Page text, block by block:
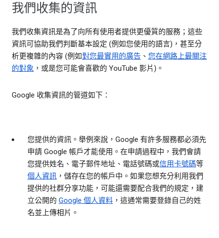
我們收集的資訊
我們收集資訊是為了向所有使用者提供更優質的服務；這些
資訊可協助我們判斷基本設定 (例如您使用的語言)，甚至分
析更複雜的內容 (例如對您最實用的廣告 、 您在網路上最關注
的對象 ，或是您可能會喜歡的 YouTube 影片)。
Google 收集資訊的管道如下：
您提供的資訊。 舉例來說，Google 有許多服務都必須先
申請 Google 帳戶才能使用。在申請過程中，我們會請
您提供姓名、電子郵件地址、電話號碼或信用卡號碼等
個人資訊 ，儲存在您的帳戶中。如果您想充分利用我們
提供的社群分享功能，可能還需要配合我們的規定，建
立公開的 Google 個人資料 ，這通常需要登錄自己的姓
名並上傳相片。